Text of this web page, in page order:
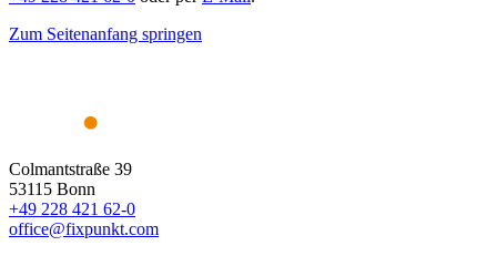
Zum Seitenanfang springen
Colmantstraße 39
53115 Bonn
+49 228 421 62-0
office@fixpunkt.com